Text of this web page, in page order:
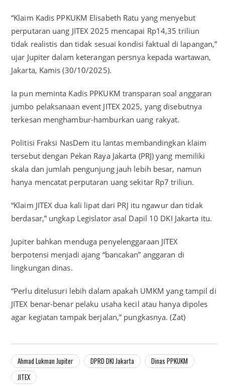
“Klaim Kadis PPKUKM Elisabeth Ratu yang menyebut
perputaran uang JITEX 2025 mencapai Rp14,35 triliun
tidak realistis dan tidak sesuai kondisi faktual di lapangan,”
ujar Jupiter dalam keterangan persnya kepada wartawan,
Jakarta, Kamis (30/10/2025).
Ia pun meminta Kadis PPKUKM transparan soal anggaran
jumbo pelaksanaan event JITEX 2025, yang disebutnya
terkesan menghambur-hamburkan uang rakyat.
Politisi Fraksi NasDem itu lantas membandingkan klaim
tersebut dengan Pekan Raya Jakarta (PRJ) yang memiliki
skala dan jumlah pengunjung jauh lebih besar, namun
hanya mencatat perputaran uang sekitar Rp7 triliun.
“Klaim JITEX dua kali lipat dari PRJ itu ngawur dan tidak
berdasar,” ungkap Legislator asal Dapil 10 DKI Jakarta itu.
Jupiter bahkan menduga penyelenggaraan JITEX
berpotensi menjadi ajang “bancakan” anggaran di
lingkungan dinas.
“Perlu ditelusuri lebih dalam apakah UMKM yang tampil di
JITEX benar-benar pelaku usaha kecil atau hanya dipoles
agar kegiatan tampak berjalan,” pungkasnya. (Zat)
Ahmad Lukman Jupiter DPRD DKI Jakarta
Dinas PPKUKM
JITEX